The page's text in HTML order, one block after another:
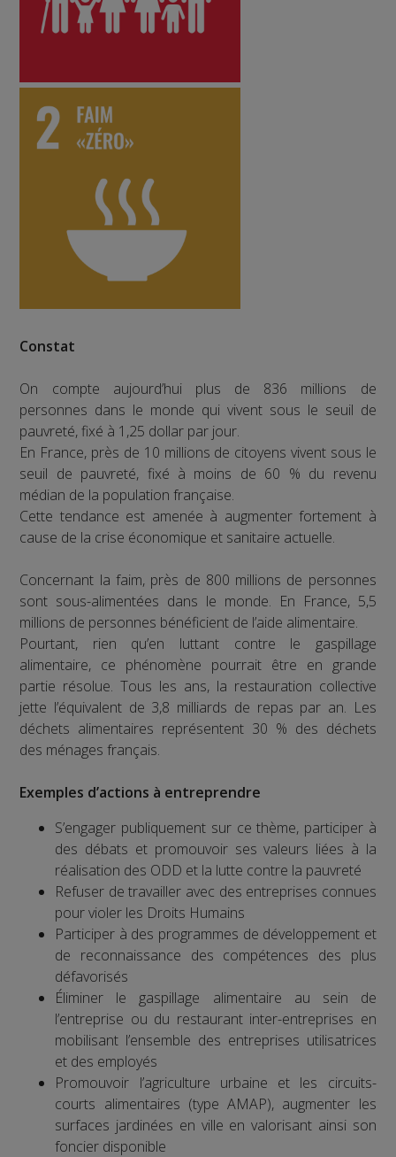
Constat
On compte aujourd’hui plus de 836 millions de
personnes dans le monde qui vivent sous le seuil de
pauvreté, fixé à 1,25 dollar par jour.
En France, près de 10 millions de citoyens vivent sous le
seuil de pauvreté, fixé à moins de 60 % du revenu
médian de la population française.
Cette tendance est amenée à augmenter fortement à
cause de la crise économique et sanitaire actuelle.
Concernant la faim, près de 800 millions de personnes
sont sous-alimentées dans le monde. En France, 5,5
millions de personnes bénéficient de l’aide alimentaire.
Pourtant, rien qu’en luttant contre le gaspillage
alimentaire, ce phénomène pourrait être en grande
partie résolue. Tous les ans, la restauration collective
jette l’équivalent de 3,8 milliards de repas par an. Les
déchets alimentaires représentent 30 % des déchets
des ménages français.
Exemples d’actions à entreprendre
S’engager publiquement sur ce thème, participer à
des débats et promouvoir ses valeurs liées à la
réalisation des ODD et la lutte contre la pauvreté
Refuser de travailler avec des entreprises connues
pour violer les Droits Humains
Participer à des programmes de développement et
de reconnaissance des compétences des plus
défavorisés
Éliminer le gaspillage alimentaire au sein de
l’entreprise ou du restaurant inter-entreprises en
mobilisant l’ensemble des entreprises utilisatrices
et des employés
Promouvoir l’agriculture urbaine et les circuits-
courts alimentaires (type AMAP), augmenter les
surfaces jardinées en ville en valorisant ainsi son
foncier disponible